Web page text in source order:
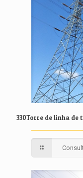
330Torre de linha